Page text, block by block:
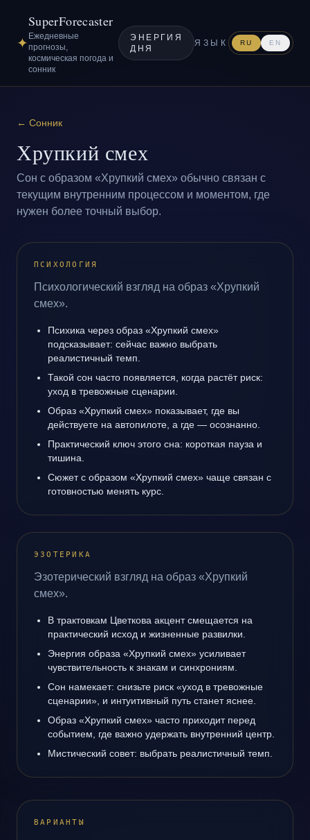
✦
SuperForecaster
Ежедневные
прогнозы,
космическая погода и
сонник
ЭНЕРГИЯ
ДНЯ
ЯЗЫК RU EN
← Сонник
Хрупкий смех
Сон с образом «Хрупкий смех» обычно связан с
текущим внутренним процессом и моментом, где
нужен более точный выбор.
ПСИХОЛОГИЯ
Психологический взгляд на образ «Хрупкий
смех».
Психика через образ «Хрупкий смех»
подсказывает: сейчас важно выбрать
реалистичный темп.
Такой сон часто появляется, когда растёт риск:
уход в тревожные сценарии.
Образ «Хрупкий смех» показывает, где вы
действуете на автопилоте, а где — осознанно.
Практический ключ этого сна: короткая пауза и
тишина.
Сюжет с образом «Хрупкий смех» чаще связан с
готовностью менять курс.
ЭЗОТЕРИКА
Эзотерический взгляд на образ «Хрупкий
смех».
В трактовкам Цветкова акцент смещается на
практический исход и жизненные развилки.
Энергия образа «Хрупкий смех» усиливает
чувствительность к знакам и синхрониям.
Сон намекает: снизьте риск «уход в тревожные
сценарии», и интуитивный путь станет яснее.
Образ «Хрупкий смех» часто приходит перед
событием, где важно удержать внутренний центр.
Мистический совет: выбрать реалистичный темп.
ВАРИАНТЫ